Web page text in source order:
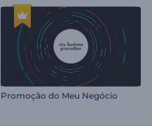
Promoção do Meu Negócio